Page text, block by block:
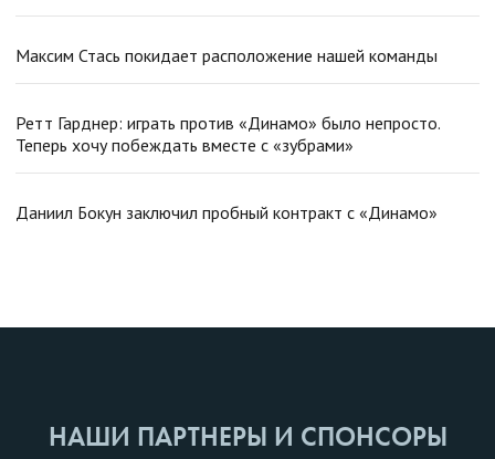
Максим Стась покидает расположение нашей команды
Ретт Гарднер: играть против «Динамо» было непросто.
Теперь хочу побеждать вместе с «зубрами»
Даниил Бокун заключил пробный контракт с «Динамо»
НАШИ ПАРТНЕРЫ И СПОНСОРЫ